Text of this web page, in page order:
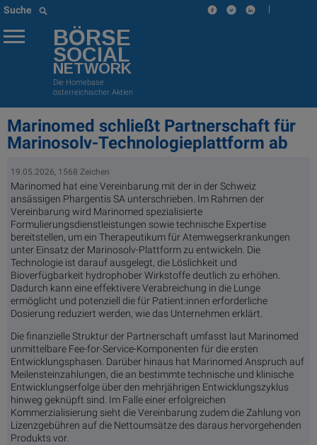
Suche |
BÖRSE
SOCIAL
NETWORK
Die Homebase
österreichischer Aktien
Marinomed schließt Partnerschaft für
Marinosolv-Technologieplattform ab
19.05.2026, 1568 Zeichen
Marinomed hat eine Vereinbarung mit der in der Schweiz
ansässigen Phargentis SA unterschrieben. Im Rahmen der
Vereinbarung wird Marinomed spezialisierte
Formulierungsdienstleistungen sowie technische Expertise
bereitstellen, um ein Therapeutikum für Atemwegserkrankungen
unter Einsatz der Marinosolv-Plattform zu entwickeln. Die
Technologie ist darauf ausgelegt, die Löslichkeit und
Bioverfügbarkeit hydrophober Wirkstoffe deutlich zu erhöhen.
Dadurch kann eine effektivere Verabreichung in die Lunge
ermöglicht und potenziell die für Patient:innen erforderliche
Dosierung reduziert werden, wie das Unternehmen erklärt.
Die finanzielle Struktur der Partnerschaft umfasst laut Marinomed
unmittelbare Fee-for-Service-Komponenten für die ersten
Entwicklungsphasen. Darüber hinaus hat Marinomed Anspruch auf
Meilensteinzahlungen, die an bestimmte technische und klinische
Entwicklungserfolge über den mehrjährigen Entwicklungszyklus
hinweg geknüpft sind. Im Falle einer erfolgreichen
Kommerzialisierung sieht die Vereinbarung zudem die Zahlung von
Lizenzgebühren auf die Nettoumsätze des daraus hervorgehenden
Produkts vor.